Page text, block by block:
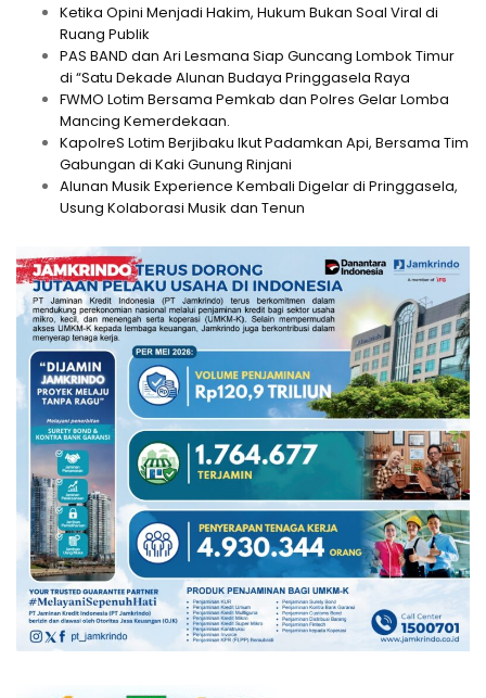
Ketika Opini Menjadi Hakim, Hukum Bukan Soal Viral di
Ruang Publik
PAS BAND dan Ari Lesmana Siap Guncang Lombok Timur
di “Satu Dekade Alunan Budaya Pringgasela Raya
FWMO Lotim Bersama Pemkab dan Polres Gelar Lomba
Mancing Kemerdekaan.
KapolreS Lotim Berjibaku Ikut Padamkan Api, Bersama Tim
Gabungan di Kaki Gunung Rinjani
Alunan Musik Experience Kembali Digelar di Pringgasela,
Usung Kolaborasi Musik dan Tenun